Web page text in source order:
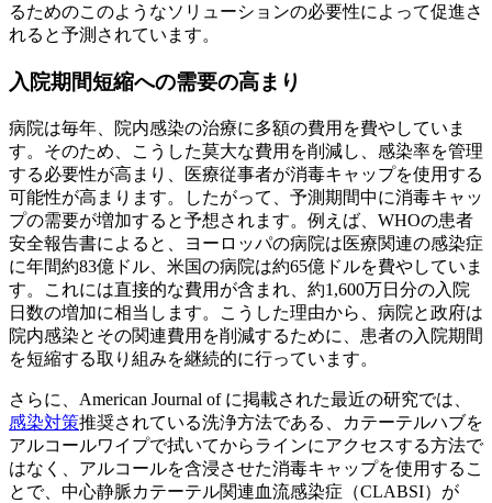
るためのこのようなソリューションの必要性によって促進さ
れると予測されています。
入院期間短縮への需要の高まり
病院は毎年、院内感染の治療に多額の費用を費やしていま
す。そのため、こうした莫大な費用を削減し、感染率を管理
する必要性が高まり、医療従事者が消毒キャップを使用する
可能性が高まります。したがって、予測期間中に消毒キャッ
プの需要が増加すると予想されます。例えば、WHOの患者
安全報告書によると、ヨーロッパの病院は医療関連の感染症
に年間約83億ドル、米国の病院は約65億ドルを費やしていま
す。これには直接的な費用が含まれ、約1,600万日分の入院
日数の増加に相当します。こうした理由から、病院と政府は
院内感染とその関連費用を削減するために、患者の入院期間
を短縮する取り組みを継続的に行っています。
さらに、American Journal of に掲載された最近の研究では、
感染対策推奨されている洗浄方法である、カテーテルハブを
アルコールワイプで拭いてからラインにアクセスする方法で
はなく、アルコールを含浸させた消毒キャップを使用するこ
とで、中心静脈カテーテル関連血流感染症（CLABSI）が